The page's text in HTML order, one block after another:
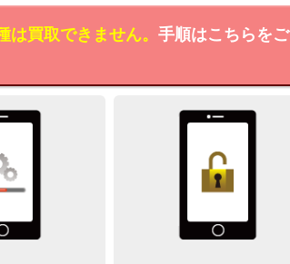
買取できません。 手順はこちらをご